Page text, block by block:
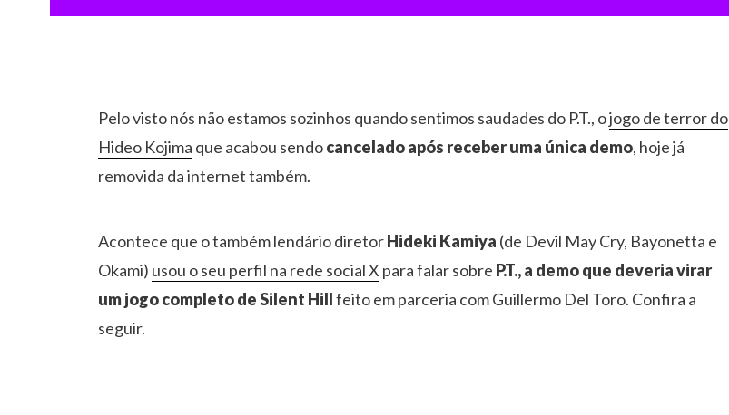
Pelo visto nós não estamos sozinhos quando sentimos saudades do P.T., ojogo de terror do
Hideo Kojima que acabou sendocancelado após receber uma única demo, hoje já
removida da internet também.
Acontece que o também lendário diretorHideki Kamiya (de Devil May Cry, Bayonetta e
Okami) usou o seu perfil na rede social X para falar sobre P.T., a demo que deveria virar
um jogo completo de Silent Hillfeito em parceria com Guillermo Del Toro. Confira a
seguir.